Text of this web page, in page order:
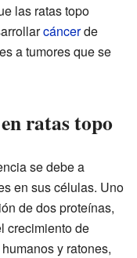
las ratas topo
cáncerde
a tumores que se
ratas topo
se debe a
en sus células. Uno
de dos proteínas,
crecimiento de
y ratones,